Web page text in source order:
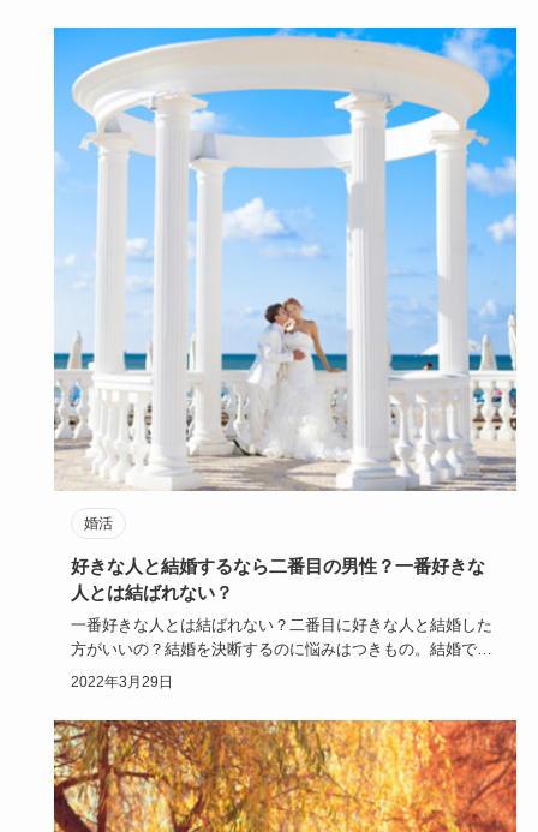
婚活
好きな人と結婚するなら二番目の男性？一番好きな
人とは結ばれない？
一番好きな人とは結ばれない？二番目に好きな人と結婚した
方がいいの？結婚を決断するのに悩みはつきもの。結婚でき
ないからと、と…
2022年3月29日